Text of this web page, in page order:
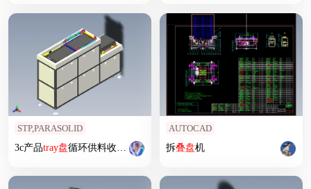
STP,PARASOLID
3c产品tray盘循环供料收 设备
AUTOCAD
拆叠盘机